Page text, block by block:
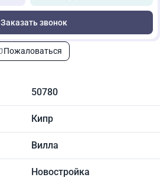
Заказать звонок
Пожаловаться
50780
Кипр
Вилла
Новостройка